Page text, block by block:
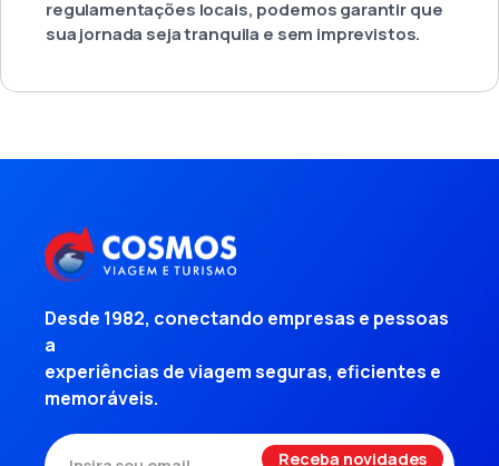
regulamentações locais, podemos garantir que
sua jornada seja tranquila e sem imprevistos.
Desde 1982, conectando empresas e pessoas
a
experiências de viagem seguras, eficientes e
memoráveis.